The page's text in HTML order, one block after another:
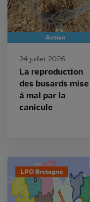
Action
24 juillet 2026
La reproduction
des busards mise
à mal par la
canicule
LPO Bretagne